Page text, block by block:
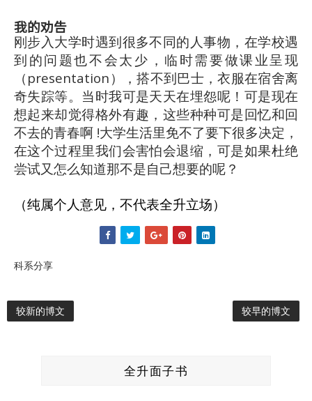
我的劝告
刚步入大学时遇到很多不同的人事物，在学校遇
到的问题也不会太少，临时需要做课业呈现
（presentation），搭不到巴士，衣服在宿舍离
奇失踪等。当时我可是天天在埋怨呢！可是现在
想起来却觉得格外有趣，这些种种可是回忆和回
不去的青春啊 !大学生活里免不了要下很多决定，
在这个过程里我们会害怕会退缩，可是如果杜绝
尝试又怎么知道那不是自己想要的呢？
（纯属个人意见，不代表全升立场）
科系分享
较新的博文 较早的博文
全升面子书